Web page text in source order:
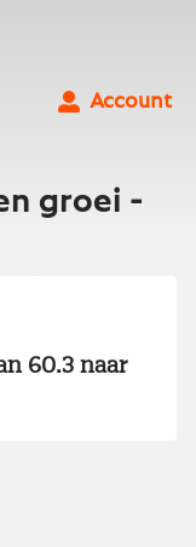
Account
groei -
60.3 naar